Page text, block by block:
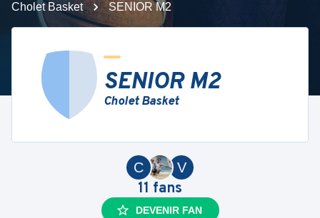
Cholet Basket
SENIOR M2
SENIOR M2
Cholet Basket
V
C
11 fans
DEVENIR FAN